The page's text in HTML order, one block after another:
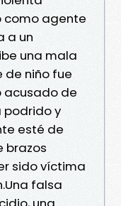
como agente
a un
una mala
de niño fue
acusado de
podrido y
esté de
brazos
sido víctima
falsa